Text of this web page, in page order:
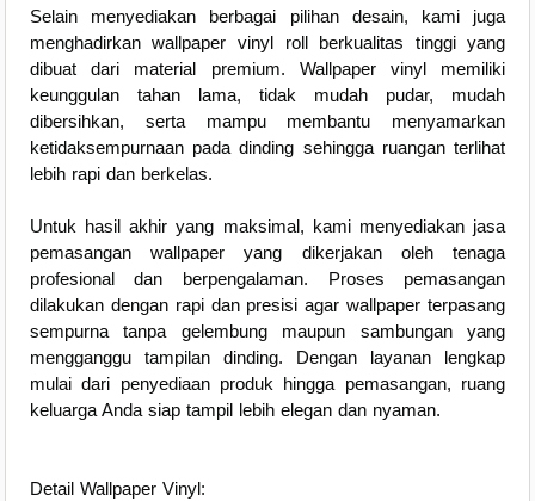
Selain menyediakan berbagai pilihan desain, kami juga
menghadirkan wallpaper vinyl roll berkualitas tinggi yang
dibuat dari material premium. Wallpaper vinyl memiliki
keunggulan tahan lama, tidak mudah pudar, mudah
dibersihkan, serta mampu membantu menyamarkan
ketidaksempurnaan pada dinding sehingga ruangan terlihat
lebih rapi dan berkelas.
Untuk hasil akhir yang maksimal, kami menyediakan jasa
pemasangan wallpaper yang dikerjakan oleh tenaga
profesional dan berpengalaman. Proses pemasangan
dilakukan dengan rapi dan presisi agar wallpaper terpasang
sempurna tanpa gelembung maupun sambungan yang
mengganggu tampilan dinding. Dengan layanan lengkap
mulai dari penyediaan produk hingga pemasangan, ruang
keluarga Anda siap tampil lebih elegan dan nyaman.
Detail Wallpaper Vinyl: